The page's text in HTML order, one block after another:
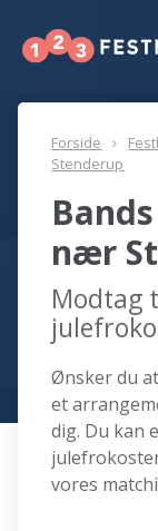
Forside
Stenderup
nær
Modtag
Ønsker du
et
dig. Du kan
vores